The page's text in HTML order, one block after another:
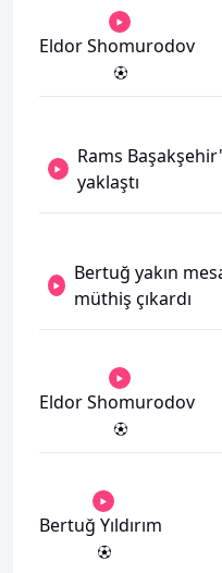
Eldor Shomurodov
Rams
yaklaştı
Bertuğ yakın
müthiş çıkardı
Eldor Shomurodov
Bertuğ Yıldırım